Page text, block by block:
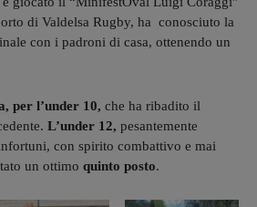
di Valdelsa Rugby, ha conosciuto la
con i padroni di casa, ottenendo un
per l’under 10, che ha ribadito il
L’under 12, pesantemente
con spirito combattivo e mai
un ottimo quinto posto.